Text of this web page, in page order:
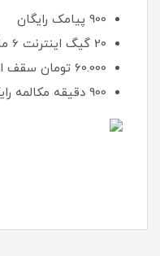
900 پیامک رایگان
20 گیگ اینترنت 6 ماهه
60.000 تومان سقف اعتبار
900 دقیقه مکالمه رایگان با تمامی خطوط